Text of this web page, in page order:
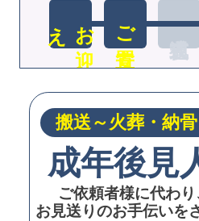
お
迎
え ご安置
搬送～火葬・納
成年後見
ご依頼者様に代わ
お見送りのお手伝いを